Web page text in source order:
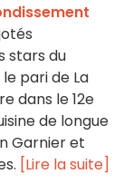
stars du
pari de La
dans le 12e
de longue
Garnier et
[Lire la suite]